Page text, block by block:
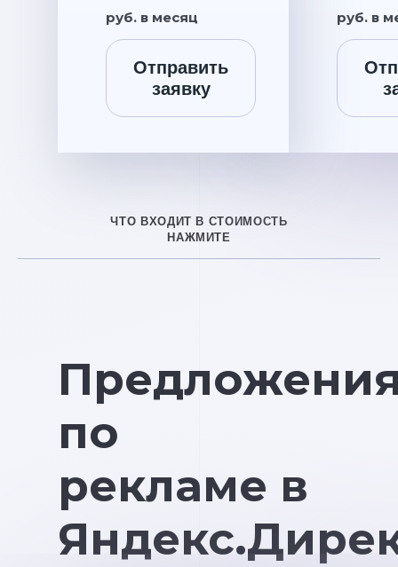
руб. в месяц
Отправить
заявку
руб. в
ЧТО ВХОДИТ В СТОИМОСТЬ
НАЖМИТЕ
по
рекламе в